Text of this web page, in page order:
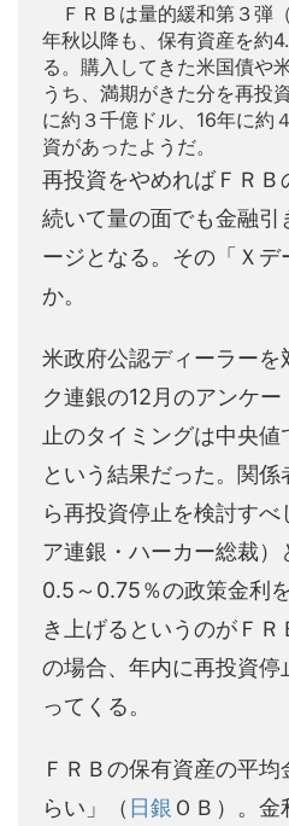
ＦＲＢは量的緩和第３弾
年秋以降も、保有資産を約
る。購入してきた米国債や
うち、満期がきた分を再投
に約３千億ドル、16年に約
資があったようだ。
再投資をやめればＦＲＢ
続いて量の面でも金融引
ージとなる。その「Ｘ
か。
米政府公認ディーラー
ク連銀の12月のアンケ
止のタイミングは中央値
という結果だった。関
ら再投資停止を検討す
ア連銀・ハーカー総裁
0.5～0.75％の政策金利
き上げるというのがＦＲ
の場合、年内に再投資
ってくる。
ＦＲＢの保有資産の平
らい」（ 日銀 ＯＢ）。